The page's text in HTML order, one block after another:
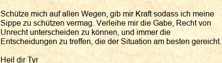
Schütze mich auf allen Wegen, gib mir Kraft sodass ich meine
Sippe zu schützen vermag. Verleihe mir die Gabe, Recht von
Unrecht unterscheiden zu können, und immer die
Entscheidungen zu treffen, die der Situation am besten gereicht.
Heil dir Tyr